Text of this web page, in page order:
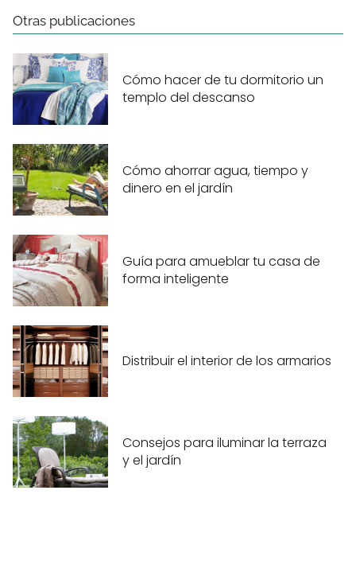
Otras publicaciones
Cómo hacer de tu dormitorio un
templo del descanso
Cómo ahorrar agua, tiempo y
dinero en el jardín
Guía para amueblar tu casa de
forma inteligente
Distribuir el interior de los armarios
Consejos para iluminar la terraza
y el jardín